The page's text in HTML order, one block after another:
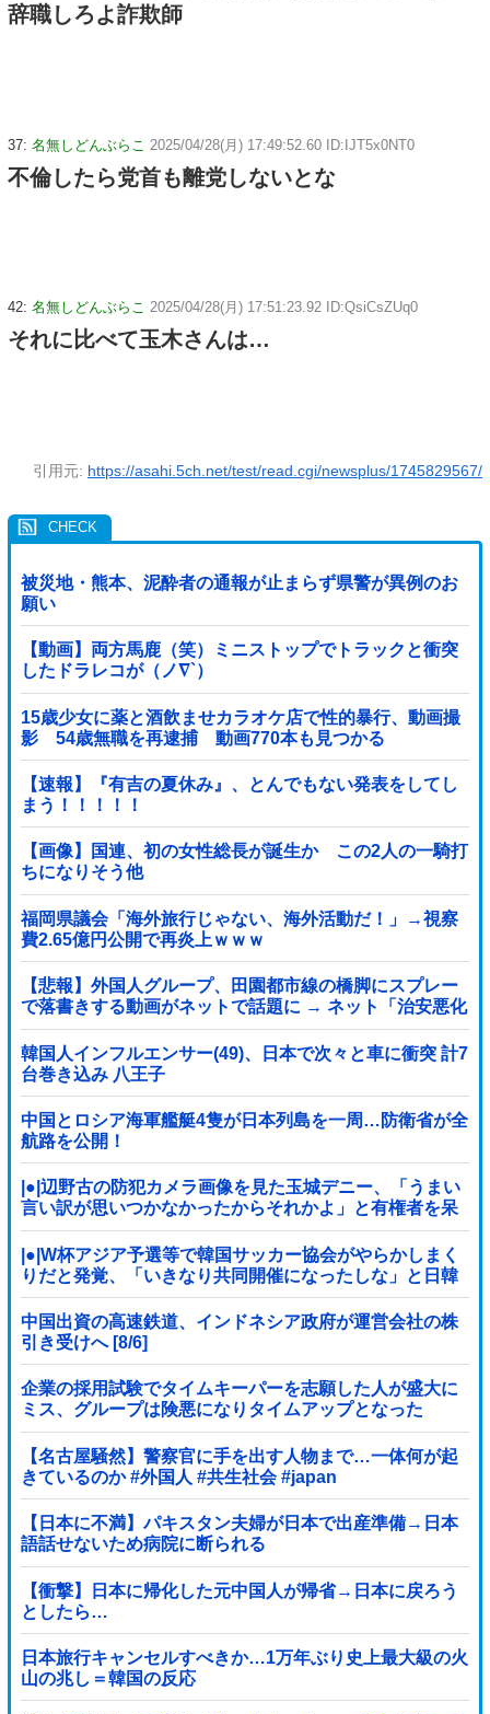
辞職しろよ詐欺師
37: 名無しどんぶらこ 2025/04/28(月) 17:49:52.60 ID:IJT5x0NT0
不倫したら党首も離党しないとな
42: 名無しどんぶらこ 2025/04/28(月) 17:51:23.92 ID:QsiCsZUq0
それに比べて玉木さんは…
引用元: https://asahi.5ch.net/test/read.cgi/newsplus/1745829567/
被災地・熊本、泥酔者の通報が止まらず県警が異例のお
願い
【動画】両方馬鹿（笑）ミニストップでトラックと衝突
したドラレコが（ノ∇`）
15歳少女に薬と酒飲ませカラオケ店で性的暴行、動画撮
影 54歳無職を再逮捕 動画770本も見つかる
【速報】『有吉の夏休み』、とんでもない発表をしてし
まう！！！！！
【画像】国連、初の女性総長が誕生か この2人の一騎打
ちになりそう他
福岡県議会「海外旅行じゃない、海外活動だ！」→視察
費2.65億円公開で再炎上ｗｗｗ
【悲報】外国人グループ、田園都市線の橋脚にスプレー
で落書きする動画がネットで話題に → ネット「治安悪化
の始まり」
韓国人インフルエンサー(49)、日本で次々と車に衝突 計7
台巻き込み 八王子
中国とロシア海軍艦艇4隻が日本列島を一周…防衛省が全
航路を公開！
|●|辺野古の防犯カメラ画像を見た玉城デニー、「うまい
言い訳が思いつかなかったからそれかよ」と有権者を呆
れさせるコメントを……
|●|W杯アジア予選等で韓国サッカー協会がやらかしまく
りだと発覚、「いきなり共同開催になったしな」と日韓
共催の件に言及する声も……
中国出資の高速鉄道、インドネシア政府が運営会社の株
引き受けへ [8/6]
企業の採用試験でタイムキーパーを志願した人が盛大に
ミス、グループは険悪になりタイムアップとなった
が……
【名古屋騒然】警察官に手を出す人物まで…一体何が起
きているのか #外国人 #共生社会 #japan
【日本に不満】パキスタン夫婦が日本で出産準備→日本
語話せないため病院に断られる
【衝撃】日本に帰化した元中国人が帰省→日本に戻ろう
としたら…
日本旅行キャンセルすべきか…1万年ぶり史上最大級の火
山の兆し＝韓国の反応